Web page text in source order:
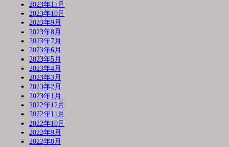
2023年11月
2023年10月
2023年9月
2023年8月
2023年7月
2023年6月
2023年5月
2023年4月
2023年3月
2023年2月
2023年1月
2022年12月
2022年11月
2022年10月
2022年9月
2022年8月